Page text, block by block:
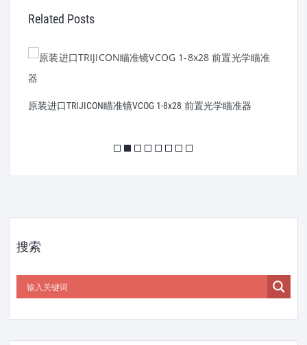
Related Posts
原装进口TRIJICON瞄准镜VCOG 1-8x28 前置光学瞄准器
搜索